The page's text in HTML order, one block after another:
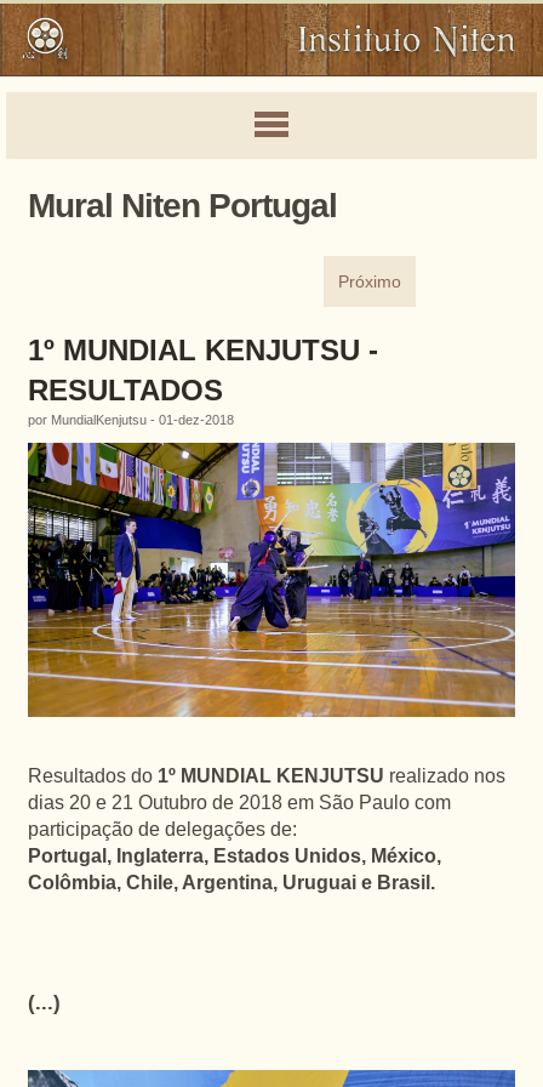
Mural Niten Portugal
Próximo
1º MUNDIAL KENJUTSU -
RESULTADOS
por MundialKenjutsu - 01-dez-2018
Resultados do 1º MUNDIAL KENJUTSU realizado nos
dias 20 e 21 Outubro de 2018 em São Paulo com
participação de delegações de:
Portugal, Inglaterra, Estados Unidos, México,
Colômbia, Chile, Argentina, Uruguai e Brasil.
(...)